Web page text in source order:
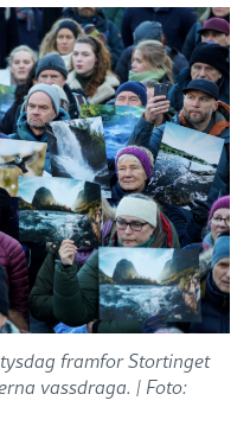
framfor Stortinget
vassdraga. | Foto: